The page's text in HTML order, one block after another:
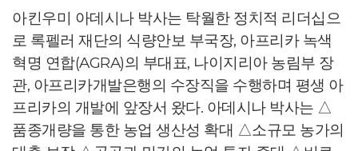
아킨우미 아데시나 박사는 탁월한 정치적 리더십으
로 록펠러 재단의 식량안보 부국장, 아프리카 녹색
혁명 연합(AGRA)의 부대표, 나이지리아 농림부 장
관, 아프리카개발은행의 수장직을 수행하며 평생 아
프리카의 개발에 앞장서 왔다. 아데시나 박사는 △
품종개량을 통한 농업 생산성 확대 △소규모 농가의